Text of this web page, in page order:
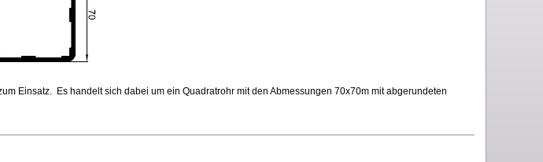
Einsatz. Es handelt sich dabei um ein Quadratrohr mit den Abmessungen 70x70m mit abgerundeten